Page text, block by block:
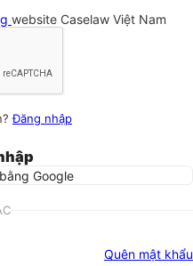
website Caselaw Việt Nam
Đăng nhập
Google
Quên mật khẩu